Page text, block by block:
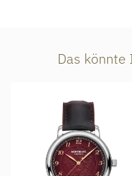
Das könnte